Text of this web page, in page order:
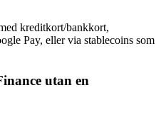
pool
kreditkort/bankkort,
Pay, eller via stablecoins som
utan en